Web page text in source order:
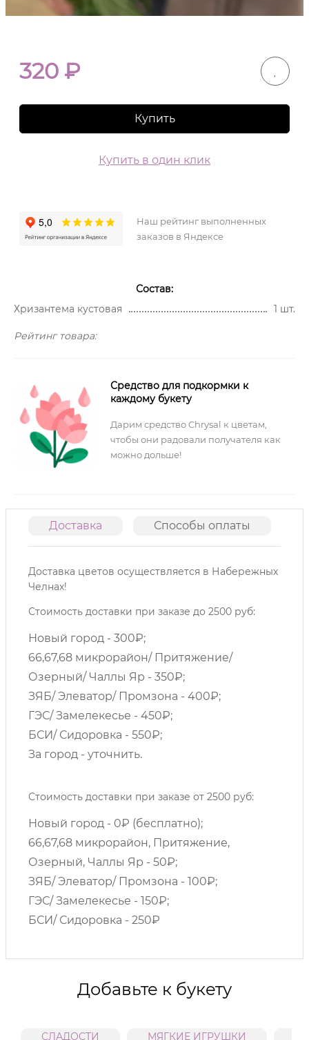
320 ₽
Купить
Купить в один клик
Наш рейтинг выполненных
заказов в Яндексе
Состав:
Хризантема кустовая
1 шт.
Рейтинг товара:
Средство для подкормки к
каждому букету
Дарим средство Chrysal к цветам,
чтобы они радовали получателя как
можно дольше!
Доставка Способы оплаты
Доставка цветов осуществляется в Набережных
Челнах!
Стоимость доставки при заказе до 2500 руб:
Новый город - 300₽;
66,67,68 микрорайон/ Притяжение/
Озерный/ Чаллы Яр - 350₽;
ЗЯБ/ Элеватор/ Промзона - 400₽;
ГЭС/ Замелекесье - 450₽;
БСИ/ Сидоровка - 550₽;
За город - уточнить.
Стоимость доставки при заказе от 2500 руб:
Новый город - 0₽ (бесплатно);
66,67,68 микрорайон, Притяжение,
Озерный, Чаллы Яр - 50₽;
ЗЯБ/ Элеватор/ Промзона - 100₽;
ГЭС/ Замелекесье - 150₽;
БСИ/ Сидоровка - 250₽
Добавьте к букету
СЛАДОСТИ МЯГКИЕ ИГРУШКИ